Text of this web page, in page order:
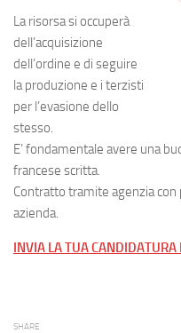
La risorsa si occuperà
dell’acquisizione
dell’ordine e di seguire
la produzione e i terzisti
per l’evasione dello
stesso.
E’ fondamentale avere una
francese scritta.
Contratto tramite agenzia
azienda.
INVIA LA TUA CANDIDATURA
SHARE